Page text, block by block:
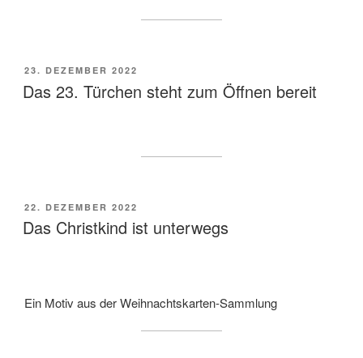
VERÖFFENTLICHT
AM
23. DEZEMBER 2022
Das 23. Türchen steht zum Öffnen bereit
VERÖFFENTLICHT
AM
22. DEZEMBER 2022
Das Christkind ist unterwegs
Ein Motiv aus der Weihnachtskarten-Sammlung